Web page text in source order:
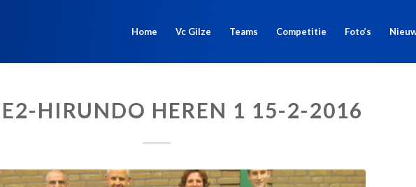
Home Vc Gilze Teams Competitie Foto’s
HIRUNDO HEREN 1 15-2-2016